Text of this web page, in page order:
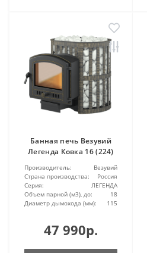
Банная печь Везувий
Легенда Ковка 16 (224)
Производитель:
Везувий
Страна производства:
Россия
Серия:
ЛЕГЕНДА
Объем парной (м3), до:
18
Диаметр дымохода (мм):
115
47 990р.